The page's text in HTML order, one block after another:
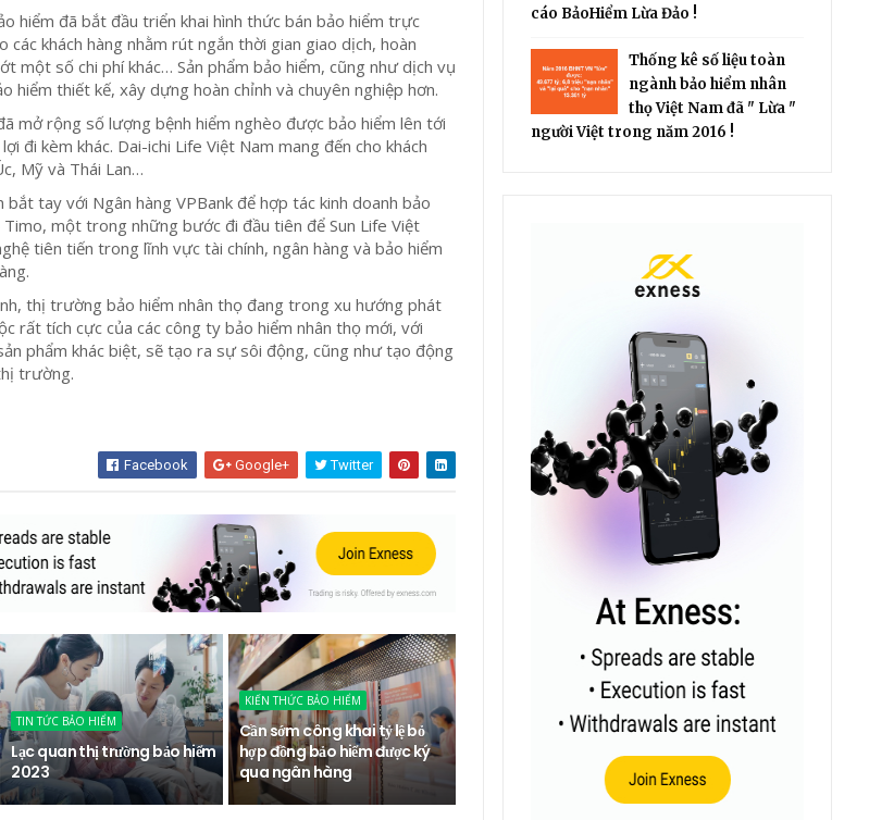
hiểm đã bắt đầu triển khai hình thức bán bảo hiểm trực
các khách hàng nhằm rút ngắn thời gian giao dịch, hoàn
một số chi phí khác… Sản phẩm bảo hiểm, cũng như dịch vụ
hiểm thiết kế, xây dựng hoàn chỉnh và chuyên nghiệp hơn.
mở rộng số lượng bệnh hiểm nghèo được bảo hiểm lên tới
đi kèm khác. Dai-ichi Life Việt Nam mang đến cho khách
Mỹ và Thái Lan…
bắt tay với Ngân hàng VPBank để hợp tác kinh doanh bảo
một trong những bước đi đầu tiên để Sun Life Việt
tiên tiến trong lĩnh vực tài chính, ngân hàng và bảo hiểm
thị trường bảo hiểm nhân thọ đang trong xu hướng phát
rất tích cực của các công ty bảo hiểm nhân thọ mới, với
phẩm khác biệt, sẽ tạo ra sự sôi động, cũng như tạo động
trường.
Facebook Google+ Twitter
TIN TỨC BẢO HIỂM
Lạc quan thị trường bảo hiểm
2023
KIẾN THỨC BẢO HIỂM
Cần sớm công khai tỷ lệ bỏ
hợp đồng bảo hiểm được ký
qua ngân hàng
cáo BảoHiểm Lừa Đảo !
Thống kê số liệu toàn
ngành bảo hiểm nhân
thọ Việt Nam đã " Lừa "
người Việt trong năm 2016 !